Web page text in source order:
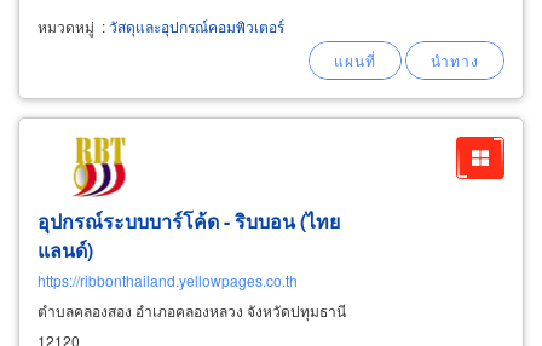
เซ็ท พร้อมใช้งาน ที่เชียวชาญเกี่ยวกับเครื่องฉาย
projector โดยตรง ในการคำนวน เลือกอุปกรณ์และ
หมวดหมู่ :วัสดุและอุปกรณ์คอมพิวเตอร์
อุปกรณ์ระบบบาร์โค้ด - ริบบอน (ไทย
แลนด์)
https://ribbonthailand.yellowpages.co.th
ตำบลคลองสอง อำเภอคลองหลวง จังหวัดปทุมธานี
12120